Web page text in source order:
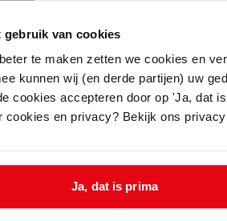
gebruik van cookies
te maken zetten we cookies en
kunnen wij (en derde partijen) uw
cookies accepteren door op 'Ja, dat
cookies en privacy? Bekijk ons
Ja, dat is prima